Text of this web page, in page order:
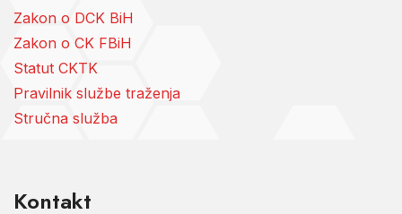
Zakon o DCK BiH
Zakon o CK FBiH
Statut CKTK
Pravilnik službe traženja
Stručna služba
Kontakt